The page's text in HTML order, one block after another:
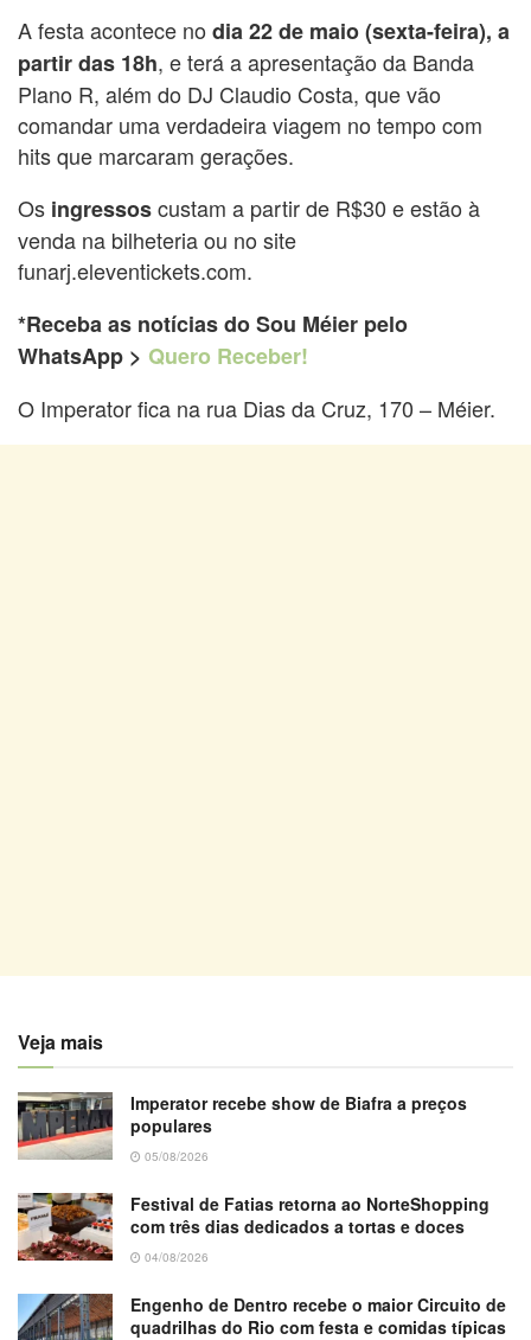
A festa acontece no dia 22 de maio (sexta-feira), a
partir das 18h, e terá a apresentação da Banda
Plano R, além do DJ Claudio Costa, que vão
comandar uma verdadeira viagem no tempo com
hits que marcaram gerações.
Os ingressoscustam a partir de R$30 e estão à
venda na bilheteria ou no site
funarj.eleventickets.com.
*Receba as notícias do Sou Méier pelo
WhatsApp > Quero Receber!
O Imperator fica na rua Dias da Cruz, 170 – Méier.
Veja mais
Imperator recebe show de Biafra a preços
populares
05/08/2026
Festival de Fatias retorna ao NorteShopping
com três dias dedicados a tortas e doces
04/08/2026
Engenho de Dentro recebe o maior Circuito de
quadrilhas do Rio com festa e comidas típicas